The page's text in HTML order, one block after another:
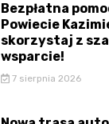
Bezpłatna
Powiecie
skorzystaj z
wsparcie!
7 sierpnia 2026